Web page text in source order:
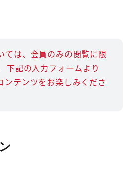
ては、会員のみの閲覧に限
下記の入力フォームより
ンテンツをお楽しみくださ